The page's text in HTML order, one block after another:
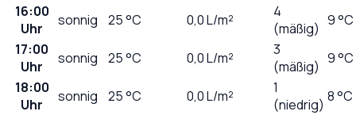
16:00
Uhr
sonnig 25°C 0,0L/m²
4
(mäßig) 9 °C
17:00
Uhr
sonnig 25°C 0,0L/m²
3
(mäßig) 9 °C
18:00
Uhr
sonnig 25°C 0,0L/m²
1
(niedrig) 8 °C